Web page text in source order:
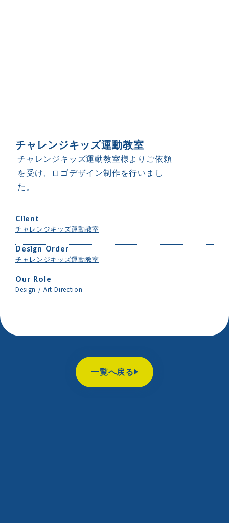
チャレンジキッズ運動教室
チャレンジキッズ運動教室様よりご依頼
を受け、ロゴデザイン制作を行いまし
た。
Client
チャレンジキッズ運動教室
Design Order
チャレンジキッズ運動教室
Our Role
Design / Art Direction
一覧へ戻る